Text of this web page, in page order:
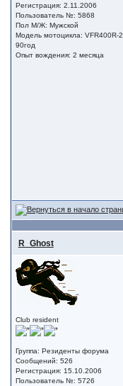
Регистрация: 2.11.2006
Пользователь №: 5868
Пол М/Ж: Мужской
Модель мотоцикла: VFR400R-2
90год
Опыт вождения: 2 месяца
R_Ghost
Club resident
Группа: Резиденты форума
Сообщений: 526
Регистрация: 15.10.2006
Пользователь №: 5726